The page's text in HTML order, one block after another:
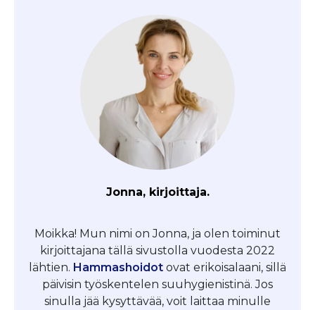
Jonna, kirjoittaja.
Moikka! Mun nimi on Jonna, ja olen toiminut
kirjoittajana tällä sivustolla vuodesta 2022
lähtien. Hammashoidot ovat erikoisalaani, sillä
päivisin työskentelen suuhygienistinä. Jos
sinulla jää kysyttävää, voit laittaa minulle